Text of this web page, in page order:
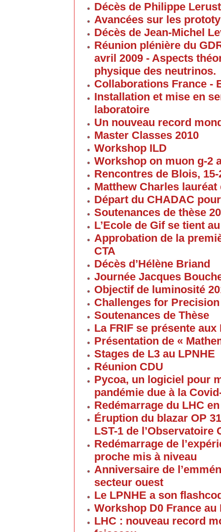
Décès de Philippe
Avancées sur les
Décès de Jean-Michel
Réunion plénière du
avril 2009 - Aspects
physique des neutrinos.
Collaborations France -
Installation et mise en
laboratoire
Un nouveau record
Master Classes 2010
Workshop ILD
Workshop on muon g-2
Rencontres de Blois,
Matthew Charles
Départ du CHADAC
Soutenances de thèse
L’Ecole de Gif se tient
Approbation de la
CTA
Décès d’Hélène Briand
Journée Jacques
Objectif de luminosité
Challenges for
Soutenances de Thèse
La FRIF se présente aux
Présentation de «
Stages de L3 au LPNHE
Réunion CDU
Pycoa, un logiciel pour
pandémie due à la
Redémarrage du LHC en
Éruption du blazar OP
LST-1 de l’Observatoire
Redémarrage de
proche mis à niveau
Anniversaire de
secteur ouest
Le LPNHE a son
Workshop D0 France au
LHC : nouveau record